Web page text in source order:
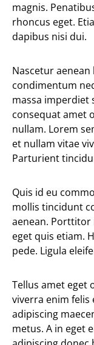
magnis.
rhoncus eget.
dapibus nisi dui.
Nascetur
condimentum
massa imperdiet
consequat amet
nullam. Lorem
et nullam vitae
Parturient
Quis id eu
mollis tincidunt
aenean. Porttitor
eget quis etiam.
pede. Ligula
Tellus amet eget
viverra enim felis
adipiscing
metus. A in eget